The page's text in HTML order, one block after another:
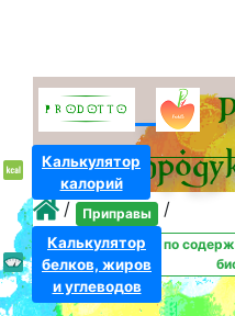
всё о
/ Приправы /
Рейтинг приправ по
Калькулятор
калорий
Калькулятор
белков, жиров
и углеводов